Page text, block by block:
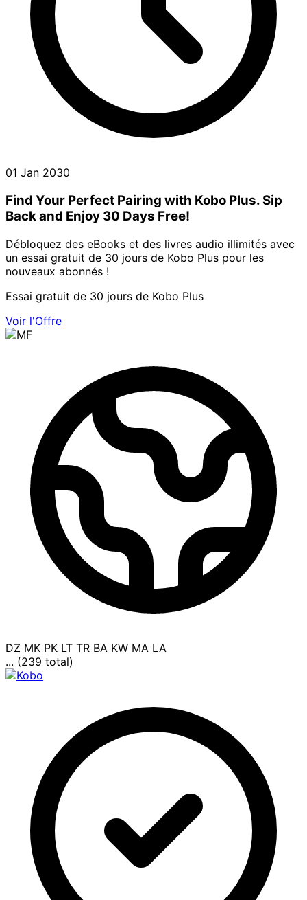
01 Jan 2030
Find Your Perfect Pairing with Kobo Plus. Sip
Back and Enjoy 30 Days Free!
Débloquez des eBooks et des livres audio illimités avec
un essai gratuit de 30 jours de Kobo Plus pour les
nouveaux abonnés !
Essai gratuit de 30 jours de Kobo Plus
Voir l'Offre
DZ MK PK LT TR BA KW MA LA
... (239 total)